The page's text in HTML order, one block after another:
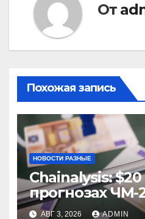
От
Похожая запись
НОВОСТИ РАЗНЫЕ
Chainalysis:
прогнозах ЧМ-
из них
АВГ 3, 2026 ADMIN